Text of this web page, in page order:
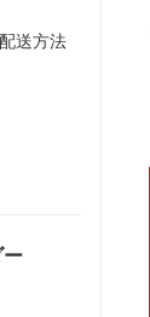
送方法
ー